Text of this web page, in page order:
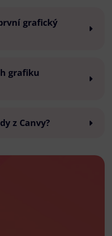
grafický
grafiku
z Canvy?